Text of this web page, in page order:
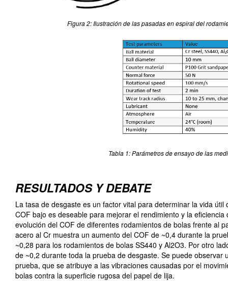
Figura 2: Ilustración de las pasadas en espiral del
Tabla 1: Parámetros de ensayo de las
RESULTADOS Y DEBATE
La tasa de desgaste es un factor vital para determinar la vida
COF bajo es deseable para mejorar el rendimiento y la
evolución del COF de diferentes rodamientos de bolas frente al
acero al Cr muestra un aumento del COF de ~0,4 durante la
~0,28 para los rodamientos de bolas SS440 y Al2O3. Por otro
de ~0,2 durante toda la prueba de desgaste. Se puede observar
prueba, que se atribuye a las vibraciones causadas por el
bolas contra la superficie rugosa del papel de lija.